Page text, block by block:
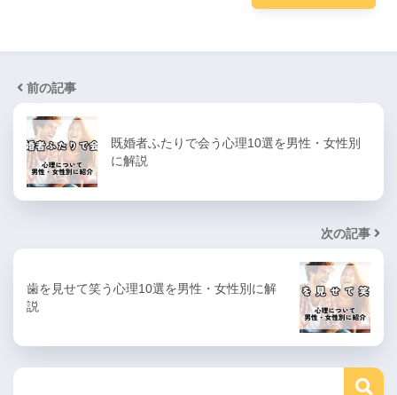
前の記事
既婚者ふたりで会う心理10選を男性・女性別
に解説
次の記事
歯を見せて笑う心理10選を男性・女性別に解
説